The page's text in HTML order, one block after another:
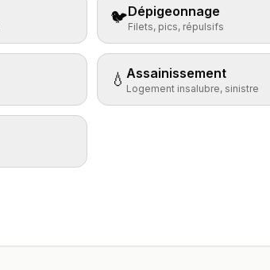
🐦Dépigeonnage
Filets, pics, répulsifs
💧 Assainissement
Logement insalubre, sinistre